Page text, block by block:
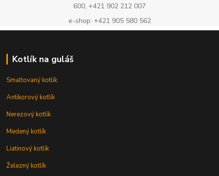
600, +421 902 212 007
e-shop: +421 905 580 562
Kotlík na guláš
Smaltovaný kotlík
Antikorový kotlík
Nerezový kotlík
Medený kotlík
Liatinový kotlík
Železný kotlík